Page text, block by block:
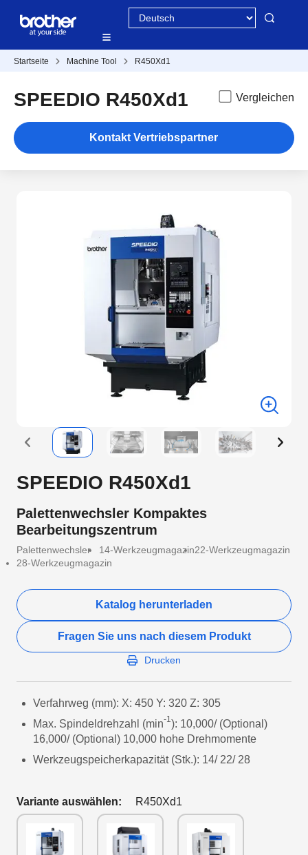
Startseite Machine Tool R450Xd1
SPEEDIO R450Xd1 Vergleichen
Kontakt Vertriebspartner
SPEEDIO R450Xd1
Palettenwechsler Kompaktes
Bearbeitungszentrum
Palettenwechsler 14-Werkzeugmagazin22-Werkzeugmagazin
28-Werkzeugmagazin
Katalog herunterladen
Fragen Sie uns nach diesem Produkt
Drucken
Verfahrweg (mm): X: 450 Y: 320 Z: 305
Max. Spindeldrehzahl (min-1): 10,000/ (Optional)
16,000/ (Optional) 10,000 hohe Drehmomente
Werkzeugspeicherkapazität (Stk.): 14/ 22/ 28
Variante auswählen: R450Xd1